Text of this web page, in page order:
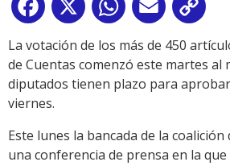
Facebook
X WhatsApp
Email
La votación de los más de 450
de Cuentas comenzó este martes al
diputados tienen plazo para
viernes.
Este lunes la bancada de la
una conferencia de prensa en la